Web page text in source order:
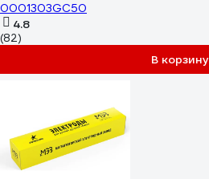
0001303GC50
4.8
(82)
В корзину